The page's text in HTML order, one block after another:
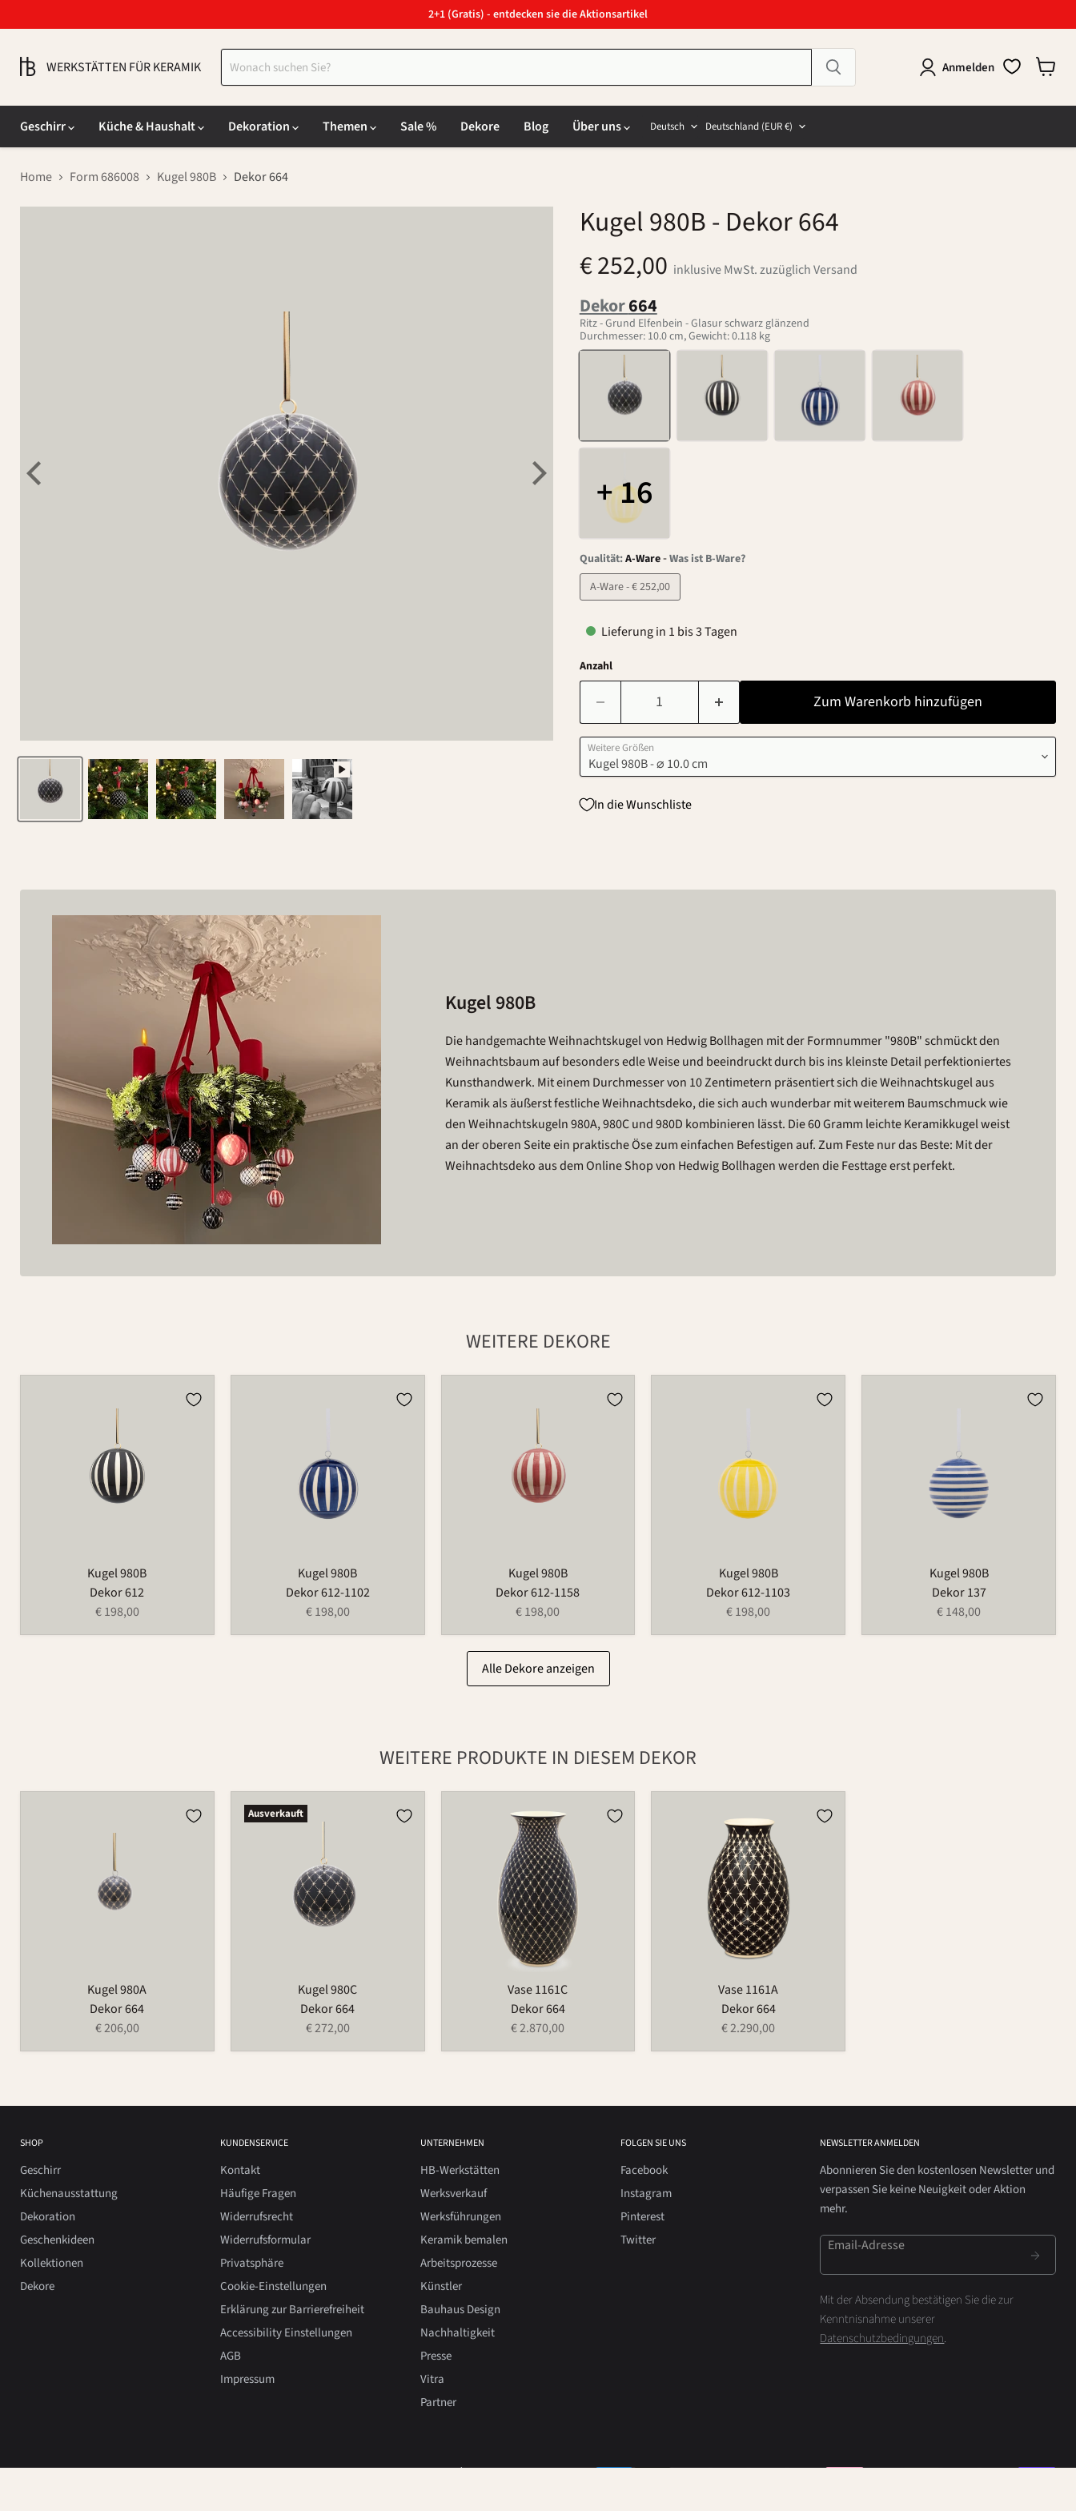
2+1 (Gratis) - entdecken sie die Aktionsartikel
WERKSTÄTTEN FÜR KERAMIK Anmelden
Geschirr
Küche & Haushalt Dekoration Themen Sale % Dekore Blog Über uns Sprache
Deutsch Land
Deutschland (EUR €)
Home Form 686008 Kugel 980B Dekor 664
Kugel 980B- Dekor 664
€ 252,00 inklusive MwSt. zuzüglich Versand
Dekor664
Ritz - Grund Elfenbein - Glasur schwarz glänzend
Durchmesser: 10.0 cm, Gewicht: 0.118 kg
+ 16
Qualität:A-Ware-Was ist B-Ware?
A-Ware - € 252,00
Lieferung in 1 bis 3 Tagen
Anzahl
Zum Warenkorb hinzufügen
Weitere Größen
In die Wunschliste
Kugel 980B
Die handgemachte Weihnachtskugel von Hedwig Bollhagen mit der Formnummer "980B" schmückt den
Weihnachtsbaum auf besonders edle Weise und beeindruckt durch bis ins kleinste Detail perfektioniertes
Kunsthandwerk. Mit einem Durchmesser von 10 Zentimetern präsentiert sich die Weihnachtskugel aus
Keramik als äußerst festliche Weihnachtsdeko, die sich auch wunderbar mit weiterem Baumschmuck wie
den Weihnachtskugeln 980A, 980C und 980D kombinieren lässt. Die 60 Gramm leichte Keramikkugel weist
an der oberen Seite ein praktische Öse zum einfachen Befestigen auf. Zum Feste nur das Beste: Mit der
Weihnachtsdeko aus dem Online Shop von Hedwig Bollhagen werden die Festtage erst perfekt.
WEITERE DEKORE
Kugel 980B
Dekor 612
€ 198,00
Kugel 980B
Dekor 612-1102
€ 198,00
Kugel 980B
Dekor 612-1158
€ 198,00
Kugel 980B
Dekor 612-1103
€ 198,00
Kugel 980B
Dekor 137
€ 148,00
Alle Dekore anzeigen
WEITERE PRODUKTE IN DIESEM DEKOR
Kugel 980A
Dekor 664
€ 206,00
Ausverkauft
Kugel
980C
Kugel 980C
Dekor 664
€ 272,00
Vase 1161C
Dekor 664
€ 2.870,00
Vase 1161A
Dekor 664
€ 2.290,00
SHOP
Geschirr
Küchenausstattung
Dekoration
Geschenkideen
Kollektionen
Dekore
KUNDENSERVICE
Kontakt
Häufige Fragen
Widerrufsrecht
Widerrufsformular
Privatsphäre
Cookie-Einstellungen
Erklärung zur Barrierefreiheit
Accessibility Einstellungen
AGB
Impressum
UNTERNEHMEN
HB-Werkstätten
Werksverkauf
Werksführungen
Keramik bemalen
Arbeitsprozesse
Künstler
Bauhaus Design
Nachhaltigkeit
Presse
Vitra
Partner
FOLGEN SIE UNS
Facebook
Instagram
Pinterest
Twitter
NEWSLETTER ANMELDEN
Abonnieren Sie den kostenlosen Newsletter und
verpassen Sie keine Neuigkeit oder Aktion
mehr.
Email-Adresse
Mit der Absendung bestätigen Sie die zur
Kenntnisnahme unserer
Datenschutzbedingungen.